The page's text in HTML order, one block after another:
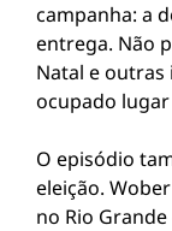
campanha: a
entrega. Não
Natal e
ocupado
O episódio
eleição.
no Rio